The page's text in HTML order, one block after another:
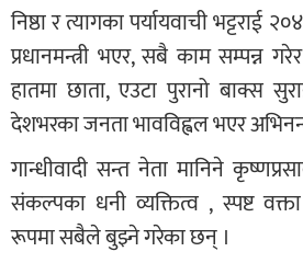
निष्ठा र त्यागका पर्यायवाची
प्रधानमन्त्री भएर, सबै काम सम्पन्न
हातमा छाता, एउटा पुरानो बाक्स
देशभरका जनता भावविह्वल भएर
गान्धीवादी सन्त नेता मानिने
संकल्पका धनी व्यक्तित्व , स्पष्ट वक्ता
रूपमा सबैले बुझ्ने गरेका छन् ।